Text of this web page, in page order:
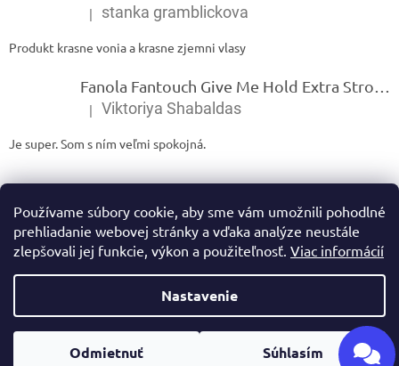
Používame súbory cookie, aby sme vám umožnili pohodlné
prehliadanie webovej stránky a vďaka analýze neustále
zlepšovali jej funkcie, výkon a použiteľnosť. Viac informácií
Nastavenie
Odmietnuť Súhlasím
Hodnotenie produktu je 5 z 5 hviezdičiek.
| stanka gramblickova
Produkt krasne vonia a krasne zjemni vlasy
Hodnotenie produktu je 5 z 5 hviezdičiek.
| Viktoriya Shabaldas
Je super. Som s ním veľmi spokojná.
Copyright 2026Ivamarket.sk. Všetky práva vyhradené.Upraviť